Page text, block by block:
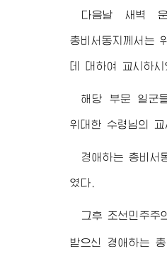
다음날 새벽
총비서동지께서 는
데 대하여 교시하
해당 부문 일군
위대한 수령님 의 교
경애하는 총비서
였다.
그후 조선민주주
받으신 경애하는